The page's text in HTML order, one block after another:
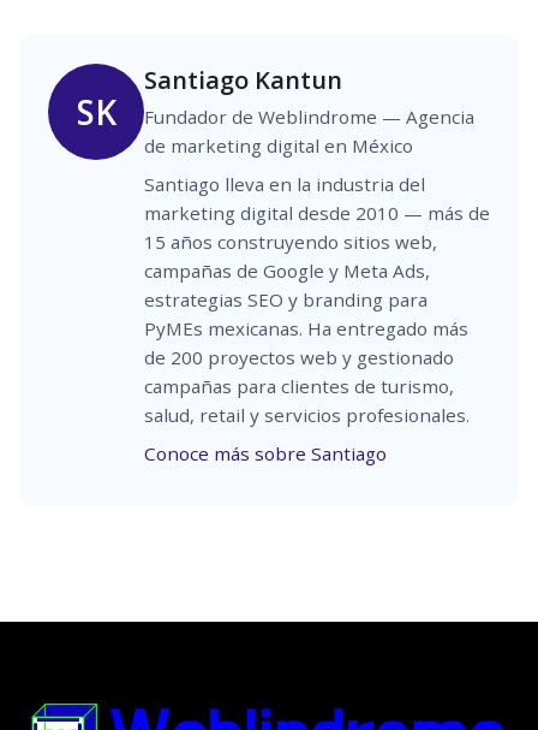
SK
Santiago Kantun
Fundador de Weblindrome — Agencia
de marketing digital en México
Santiago lleva en la industria del
marketing digital desde 2010 — más de
15 años construyendo sitios web,
campañas de Google y Meta Ads,
estrategias SEO y branding para
PyMEs mexicanas. Ha entregado más
de 200 proyectos web y gestionado
campañas para clientes de turismo,
salud, retail y servicios profesionales.
Conoce más sobre Santiago